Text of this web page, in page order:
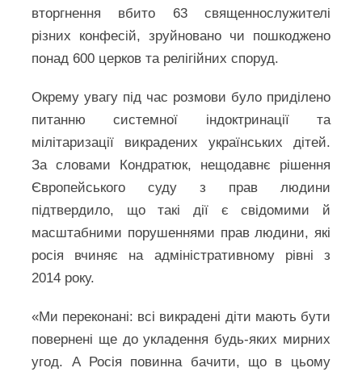
вторгнення вбито 63 священнослужителі
різних конфесій, зруйновано чи пошкоджено
понад 600 церков та релігійних споруд.
Окрему увагу під час розмови було приділено
питанню системної індоктринації та
мілітаризації викрадених українських дітей.
За словами Кондратюк, нещодавнє рішення
Європейського суду з прав людини
підтвердило, що такі дії є свідомими й
масштабними порушеннями прав людини, які
росія вчиняє на адміністративному рівні з
2014 року.
«Ми переконані: всі викрадені діти мають бути
повернені ще до укладення будь-яких мирних
угод. А Росія повинна бачити, що в цьому